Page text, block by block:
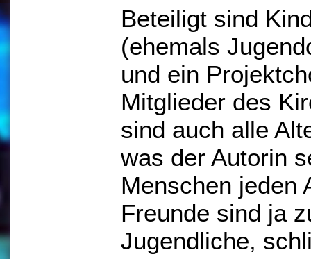
Beteiligt sind
(ehemals
und ein
Mitglieder des
sind auch alle
was der Autorin
Menschen jeden
Freunde sind ja
Jugendliche,